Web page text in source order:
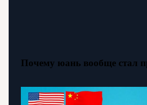
Почему юань вообще стал